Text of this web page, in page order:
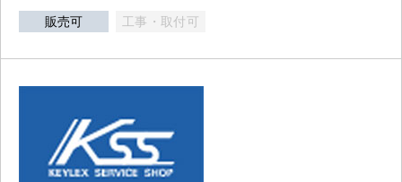
販売可 工事・取付可